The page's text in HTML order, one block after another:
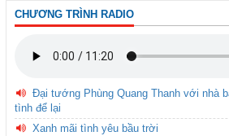
CHƯƠNG TRÌNH RADIO
Đại tướng Phùng Quang Thanh với nhà
tình để lại
Xanh mãi tình yêu bầu trời